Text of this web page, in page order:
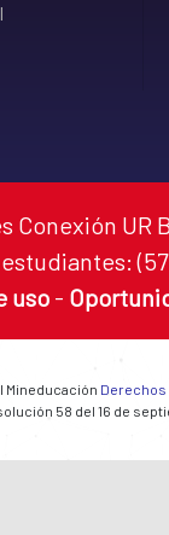
Conexión UR
uso -
Mineducación
58 del 16 de